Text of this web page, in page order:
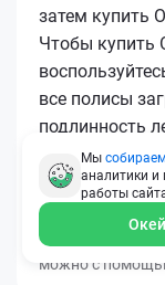
затем купить
Чтобы купить
все полисы
подлинность
актуальны
*Минимальная
(безаварийный
т.д.). Узнать
можно с
Мы собираем
аналитики и
работы
Окей